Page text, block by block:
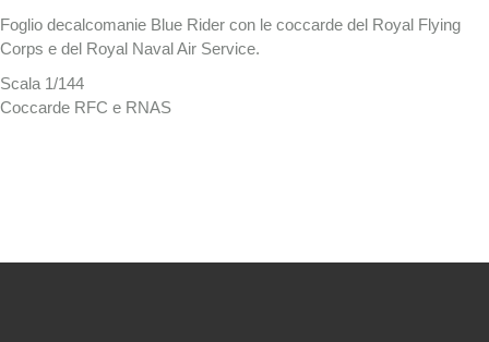
Foglio decalcomanie Blue Rider con le coccarde del Royal Flying
Corps e del Royal Naval Air Service.
Scala 1/144
Coccarde RFC e RNAS